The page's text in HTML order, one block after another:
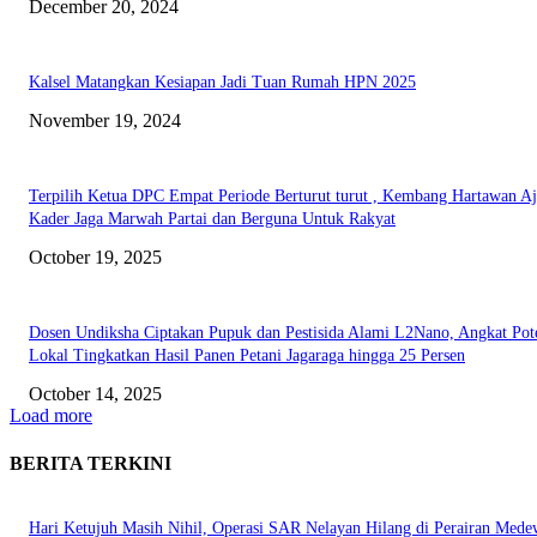
December 20, 2024
Kalsel Matangkan Kesiapan Jadi Tuan Rumah HPN 2025
November 19, 2024
Terpilih Ketua DPC Empat Periode Berturut turut , Kembang Hartawan
Kader Jaga Marwah Partai dan Berguna Untuk Rakyat
October 19, 2025
Dosen Undiksha Ciptakan Pupuk dan Pestisida Alami L2Nano, Angkat
Lokal Tingkatkan Hasil Panen Petani Jagaraga hingga 25 Persen
October 14, 2025
Load more
BERITA TERKINI
Hari Ketujuh Masih Nihil, Operasi SAR Nelayan Hilang di Perairan